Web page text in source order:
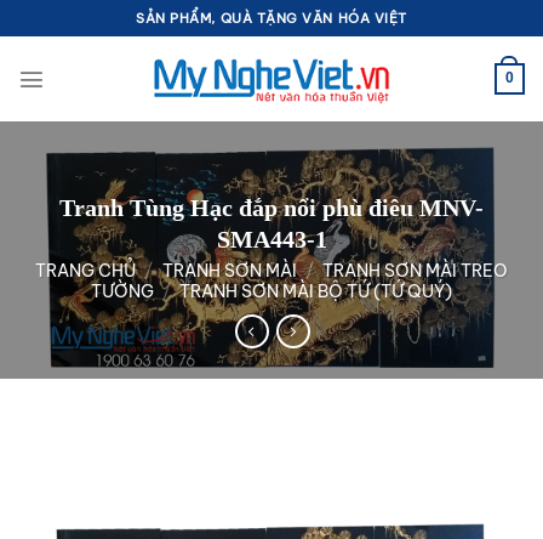
qua
nội
SẢN PHẨM, QUÀ TẶNG VĂN HÓA VIỆT
0
Tranh Tùng Hạc đắp nổi phù điêu MNV-
SMA443-1
TRANG CHỦ / TRANH SƠN MÀI / TRANH SƠN MÀI TREO
TƯỜNG / TRANH SƠN MÀI BỘ TỨ (TỨ QUÝ)